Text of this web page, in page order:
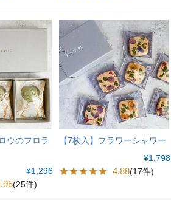
ウのフロラ
¥1,296
(25件)
【7枚入】フラワーシャワー
¥1,798
4.88(17件)